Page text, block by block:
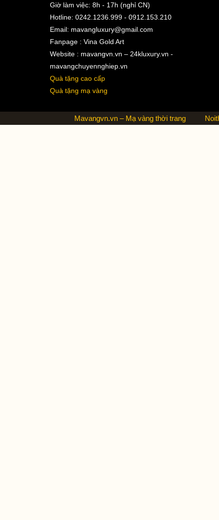
Giờ làm việc: 8h - 17h (nghỉ CN)
Hotline: 0242.1236.999 - 0912.153.210
Email: mavangluxury@gmail.com
Fanpage : Vina Gold Art
Website : mavangvn.vn – 24kluxury.vn -
mavangchuyennghiep.vn
Quà tặng cao cấp
Quà tặng mạ vàng
Mavangvn.vn – Mạ vàng thời trang